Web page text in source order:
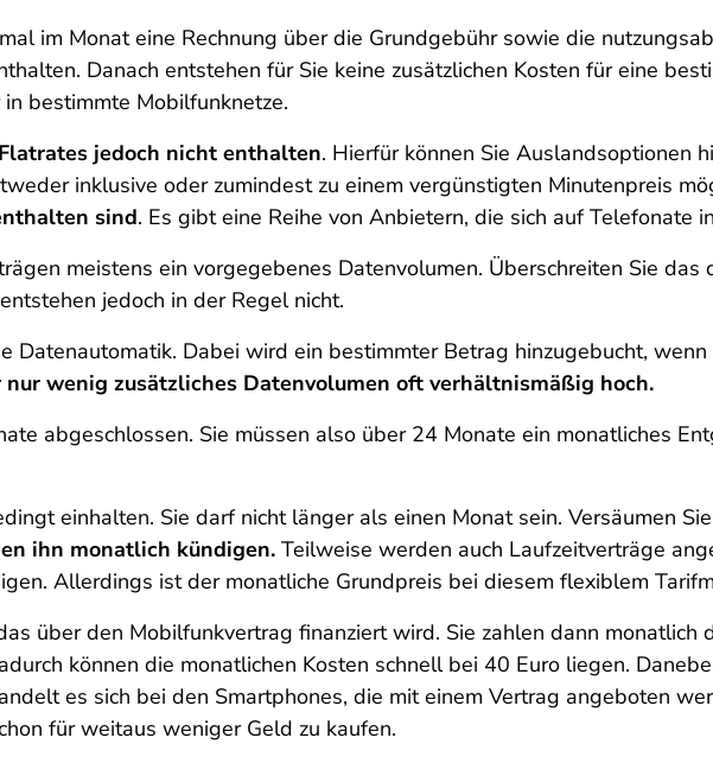
im Monat eine Rechnung über die Grundgebühr sowie die
Danach entstehen für Sie keine zusätzlichen Kosten für eine
bestimmte Mobilfunknetze.
jedoch nicht enthalten. Hierfür können Sie Auslandsoptionen
inklusive oder zumindest zu einem vergünstigten Minutenpreis
sind. Es gibt eine Reihe von Anbietern, die sich auf Telefonate
meistens ein vorgegebenes Datenvolumen. Überschreiten Sie das
jedoch in der Regel nicht.
Datenautomatik. Dabei wird ein bestimmter Betrag hinzugebucht,
wenig zusätzliches Datenvolumen oft verhältnismäßig hoch.
abgeschlossen. Sie müssen also über 24 Monate ein monatliches
einhalten. Sie darf nicht länger als einen Monat sein. Versäumen
ihn monatlich kündigen. Teilweise werden auch Laufzeitverträge
Allerdings ist der monatliche Grundpreis bei diesem flexiblem
über den Mobilfunkvertrag finanziert wird. Sie zahlen dann monatlich
können die monatlichen Kosten schnell bei 40 Euro liegen.
es sich bei den Smartphones, die mit einem Vertrag angeboten
für weitaus weniger Geld zu kaufen.